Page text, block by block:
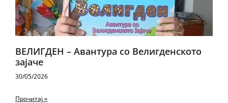
ВЕЛИГДЕН – Авантура со Велигденското
зајаче
30/05/2026
Прочитај »